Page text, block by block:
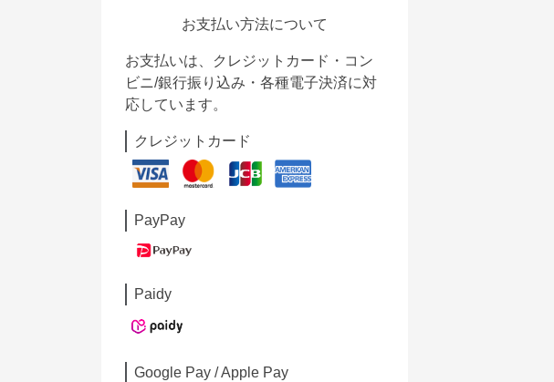
お支払い方法について
お支払いは、クレジットカード・コン
ビニ/銀行振り込み・各種電子決済に対
応しています。
クレジットカード
PayPay
Paidy
Google Pay / Apple Pay